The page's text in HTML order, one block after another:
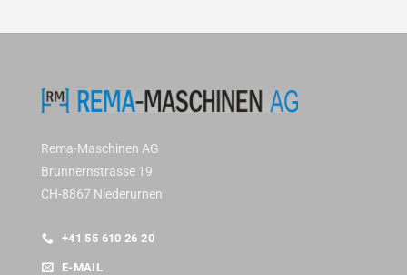
Rema-Maschinen AG
Brunnernstrasse 19
CH-8867 Niederurnen
+41 55 610 26 20
E-MAIL